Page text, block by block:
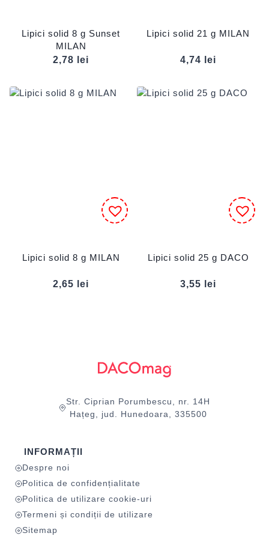
Lipici solid 8 g Sunset
MILAN
2,78
lei
Lipici solid 21 g MILAN
4,74 lei
Lipici solid 8 g MILAN
2,65 lei
Lipici solid 25 g DACO
3,55 lei
Str. Ciprian Porumbescu, nr. 14H
Hațeg, jud. Hunedoara, 335500
INFORMAȚII
Despre noi
Politica de confidențialitate
Politica de utilizare cookie-uri
Termeni și condiții de utilizare
Sitemap